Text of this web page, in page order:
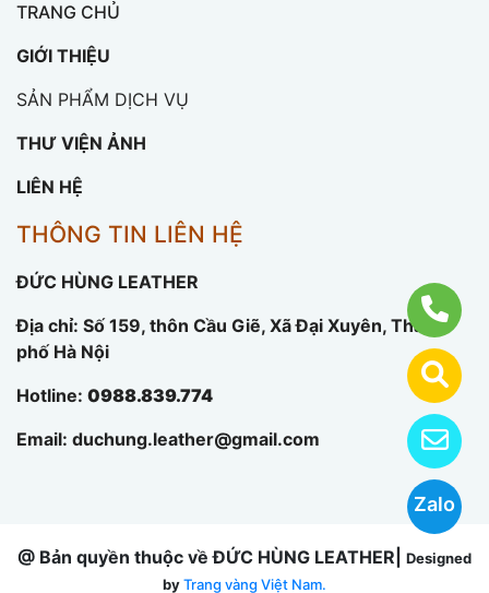
Zalo
TRANG CHỦ
GIỚI THIỆU
SẢN PHẨM DỊCH VỤ
THƯ VIỆN ẢNH
LIÊN HỆ
THÔNG TIN LIÊN HỆ
ĐỨC HÙNG LEATHER
Địa chỉ: Số 159, thôn Cầu Giẽ, Xã Đại Xuyên, Thành
phố Hà Nội
Hotline: 0988.839.774
Email: duchung.leather@gmail.com
@ Bản quyền thuộc về ĐỨC HÙNG LEATHER|
Designed
byTrang vàng Việt Nam.